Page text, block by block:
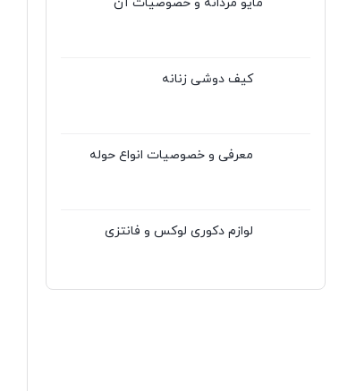
کیف دوشی زنانه
معرفی و خصوصیات انواع حوله
لوازم دکوری لوکس و فانتزی